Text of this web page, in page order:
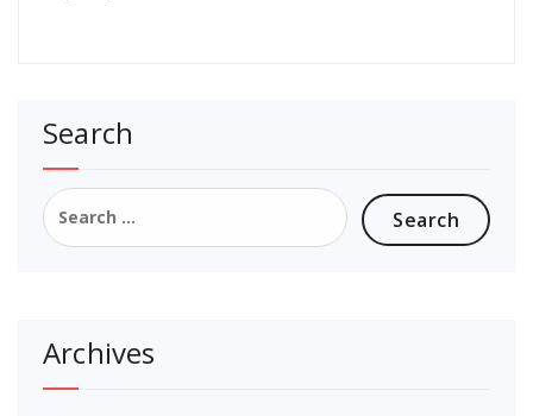
Search
Search
for:
Archives